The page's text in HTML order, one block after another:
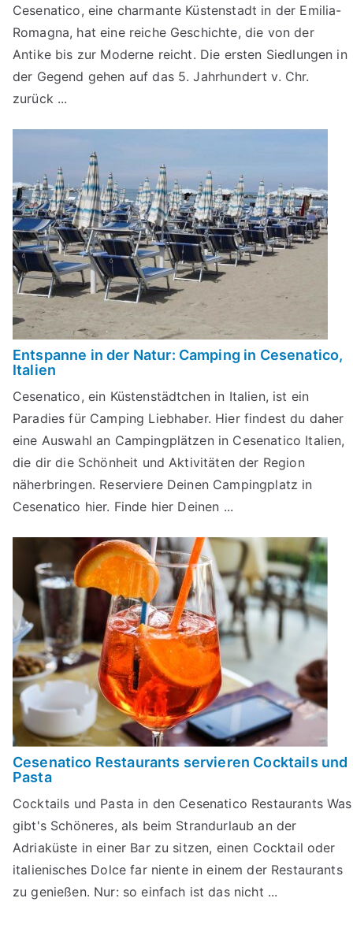
Cesenatico, eine charmante Küstenstadt in der Emilia-
Romagna, hat eine reiche Geschichte, die von der
Antike bis zur Moderne reicht. Die ersten Siedlungen in
der Gegend gehen auf das 5. Jahrhundert v. Chr.
zurück ...
Entspanne in der Natur: Camping in Cesenatico,
Italien
Cesenatico, ein Küstenstädtchen in Italien, ist ein
Paradies für Camping Liebhaber. Hier findest du daher
eine Auswahl an Campingplätzen in Cesenatico Italien,
die dir die Schönheit und Aktivitäten der Region
näherbringen. Reserviere Deinen Campingplatz in
Cesenatico hier. Finde hier Deinen ...
Cesenatico Restaurants servieren Cocktails und
Pasta
Cocktails und Pasta in den Cesenatico Restaurants Was
gibt's Schöneres, als beim Strandurlaub an der
Adriaküste in einer Bar zu sitzen, einen Cocktail oder
italienisches Dolce far niente in einem der Restaurants
zu genießen. Nur: so einfach ist das nicht ...